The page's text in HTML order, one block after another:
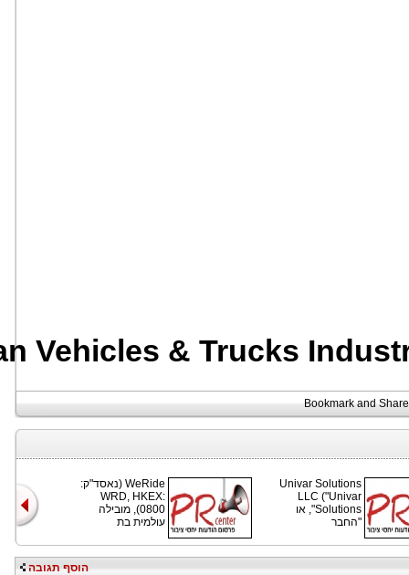
Vehicles & Trucks
WeRide (נאסד"ק:
WRD, HKEX:
0800), מובילה
עולמית בת
Univar Solutions
LLC ("Univar
Solutions", או
"החבר
הוסף תגובה